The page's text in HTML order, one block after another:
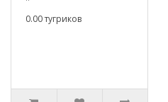
0.00 тугриков